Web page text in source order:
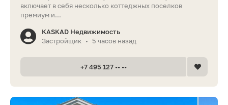
включает в себя несколько коттеджных поселков
премиум и...
KASKAD Недвижимость
Застройщик • 5 часов назад
+7 495 127 •• ••